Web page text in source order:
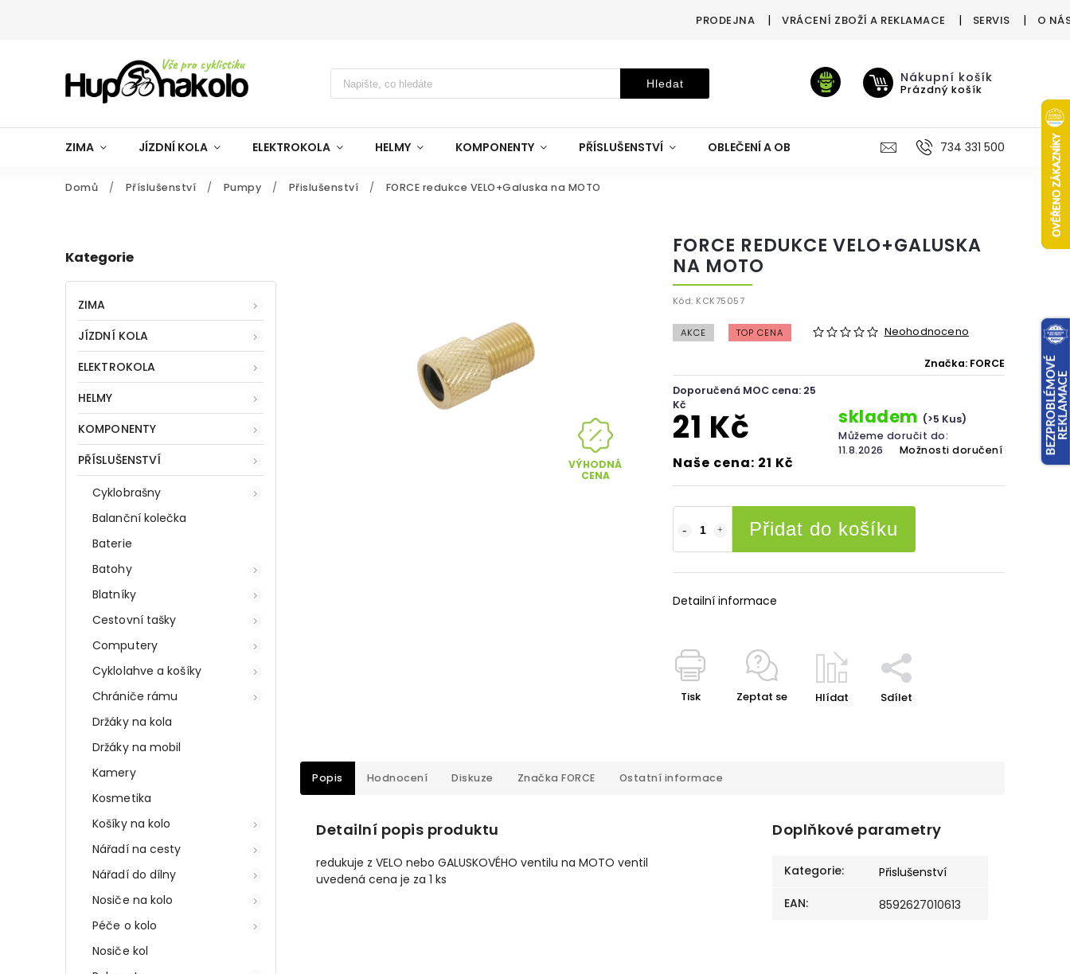
PRODEJNA VRÁCENÍ ZBOŽÍ A REKLAMACE SERVIS O
Hledat Nákupní košík
Prázdný košík
ZIMA JÍZDNÍ KOLA ELEKTROKOLA HELMY KOMPONENTY PŘÍSLUŠENSTVÍ OBLEČENÍ A OBUV VÝŽIVA VÝPRODEJ %
734 331 500
Domů / Příslušenství / Pumpy / Přislušenství / FORCE redukce VELO+Galuska na MOTO
Kategorie
ZIMA
JÍZDNÍ KOLA
ELEKTROKOLA
HELMY
KOMPONENTY
PŘÍSLUŠENSTVÍ
Cyklobrašny
Balanční kolečka
Baterie
Batohy
Blatníky
Cestovní tašky
Computery
Cyklolahve a košíky
Chrániče rámu
Držáky na kola
Držáky na mobil
Kamery
Kosmetika
Košíky na kolo
Nářadí na cesty
Nářadí do dílny
Nosiče na kolo
Péče o kolo
Nosiče kol
VÝHODNÁ
CENA
FORCE REDUKCE VELO+GALUSKA
NA MOTO
Kód: KCK75057
AKCE TOP CENA Neohodnoceno
Značka: FORCE
Doporučená MOC cena: 25
Kč
21 Kč
Naše cena: 21 Kč
skladem (>5 Kus)
Můžeme doručit do:
11.8.2026
Možnosti doručení
Přidat do košíku
Detailní informace
Tisk Zeptat se Hlídat Sdílet
Popis Hodnocení Diskuze Značka FORCE Ostatní informace
Detailní popis produktu
redukuje z VELO nebo GALUSKOVÉHO ventilu na MOTO ventil
uvedená cena je za 1 ks
Doplňkové parametry
Kategorie:
Přislušenství
EAN: 8592627010613